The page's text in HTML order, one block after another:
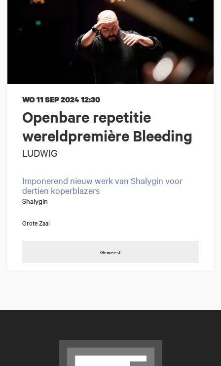
Openbare repetitie
wereldpremière Bleeding
LUDWIG
WO 11 SEP 202412:30
Imponerend nieuw werk van Shalygin voor
dertien koperblazers
Shalygin
Grote Zaal
Geweest